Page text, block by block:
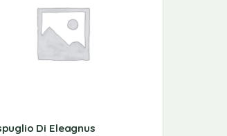
Di Eleagnus